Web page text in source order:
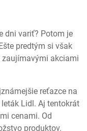
dni variť? Potom je
predtým si však
akciami
reťazce na
Lidl. Aj tentokrát
cenami. Od
produktov.